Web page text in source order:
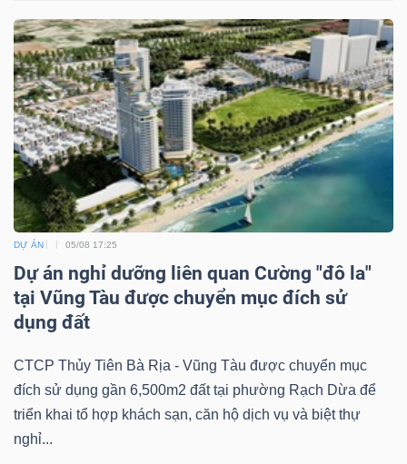
DỰ ÁN 05/08 17:25
Dự án nghỉ dưỡng liên quan Cường "đô la"
tại Vũng Tàu được chuyển mục đích sử
dụng đất
CTCP Thủy Tiên Bà Rịa - Vũng Tàu được chuyển mục
đích sử dụng gần 6,500m2 đất tại phường Rạch Dừa để
triển khai tổ hợp khách sạn, căn hộ dịch vụ và biệt thự
nghỉ...